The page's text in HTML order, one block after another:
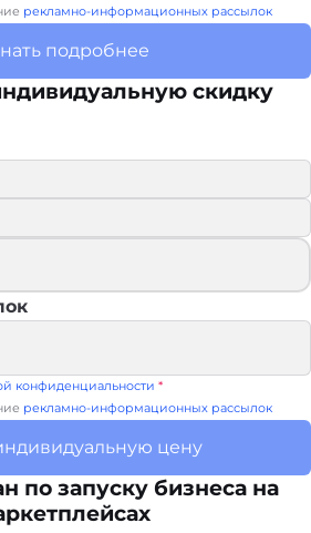
рекламно-информационных рассылок
подробнее
скидку
конфиденциальности *
рекламно-информационных рассылок
цену
по запуску бизнеса на